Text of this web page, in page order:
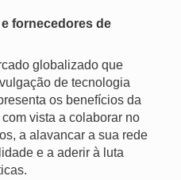
fornecedores de
globalizado que
de tecnologia
os benefícios da
vista a colaborar no
a alavancar a sua rede
e a aderir à luta